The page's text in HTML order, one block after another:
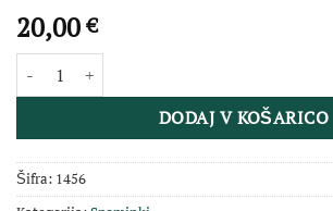
20,00€
Kvačkan medvedek količina
DODAJ V KOŠARICO
Šifra: 1456